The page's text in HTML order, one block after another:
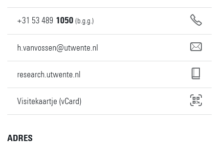
+31 53 489 1050 (b.g.g.)
h.vanvossen@utwente.nl
research.utwente.nl
Visitekaartje (vCard)
ADRES